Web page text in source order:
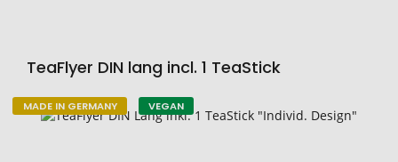
TeaFlyer DIN lang incl. 1 TeaStick
Naar
MADE IN GERMANY VEGAN